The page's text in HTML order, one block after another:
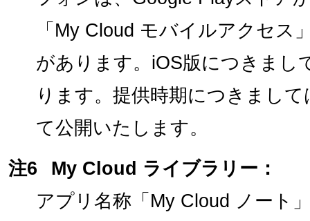
「My Cloud モバイルアクセス
があります。iOS版につきまし
ります。提供時期につきまし
て公開いたします。
注6
My Cloud ライブラリー：
アプリ名称「My Cloud ノート